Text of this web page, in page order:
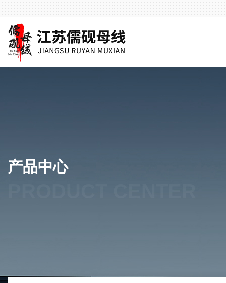
产品中心